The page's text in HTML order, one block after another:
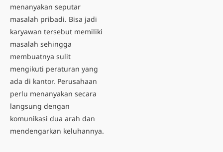
menanyakan seputar
masalah pribadi. Bisa jadi
karyawan tersebut memiliki
masalah sehingga
membuatnya sulit
mengikuti peraturan yang
ada di kantor. Perusahaan
perlu menanyakan secara
langsung dengan
komunikasi dua arah dan
mendengarkan keluhannya.